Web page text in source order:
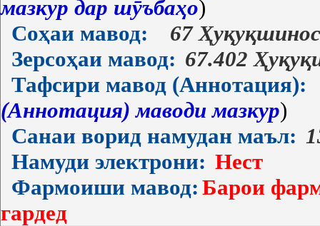
мазкур дар шӯъбаҳо)
Соҳаи мавод:
67
Зерсоҳаи мавод: 67.402
Тафсири мавод (Аннотация):
(Аннотация) маводи мазкур)
Санаи ворид намудан маъл:
Намуди электрони: Нест
Фармоиши мавод: Барои
гардед